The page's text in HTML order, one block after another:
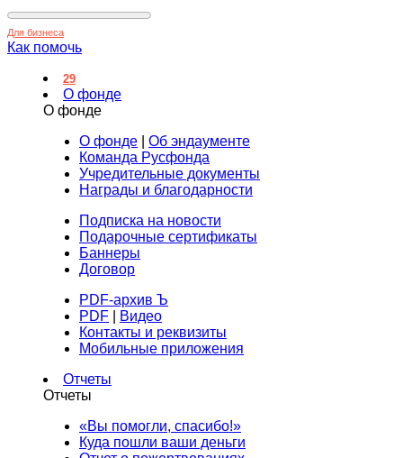
Для бизнеса
Как помочь
29
О фонде
О фонде
О фонде
Об эндаументе
Команда Русфонда
Учредительные документы
Награды и благодарности
Подписка на новости
Подарочные сертификаты
Баннеры
Договор
PDF-архив Ъ
PDF
Видео
Контакты и реквизиты
Мобильные приложения
Отчеты
Отчеты
«Вы помогли, спасибо!»
Куда пошли ваши деньги